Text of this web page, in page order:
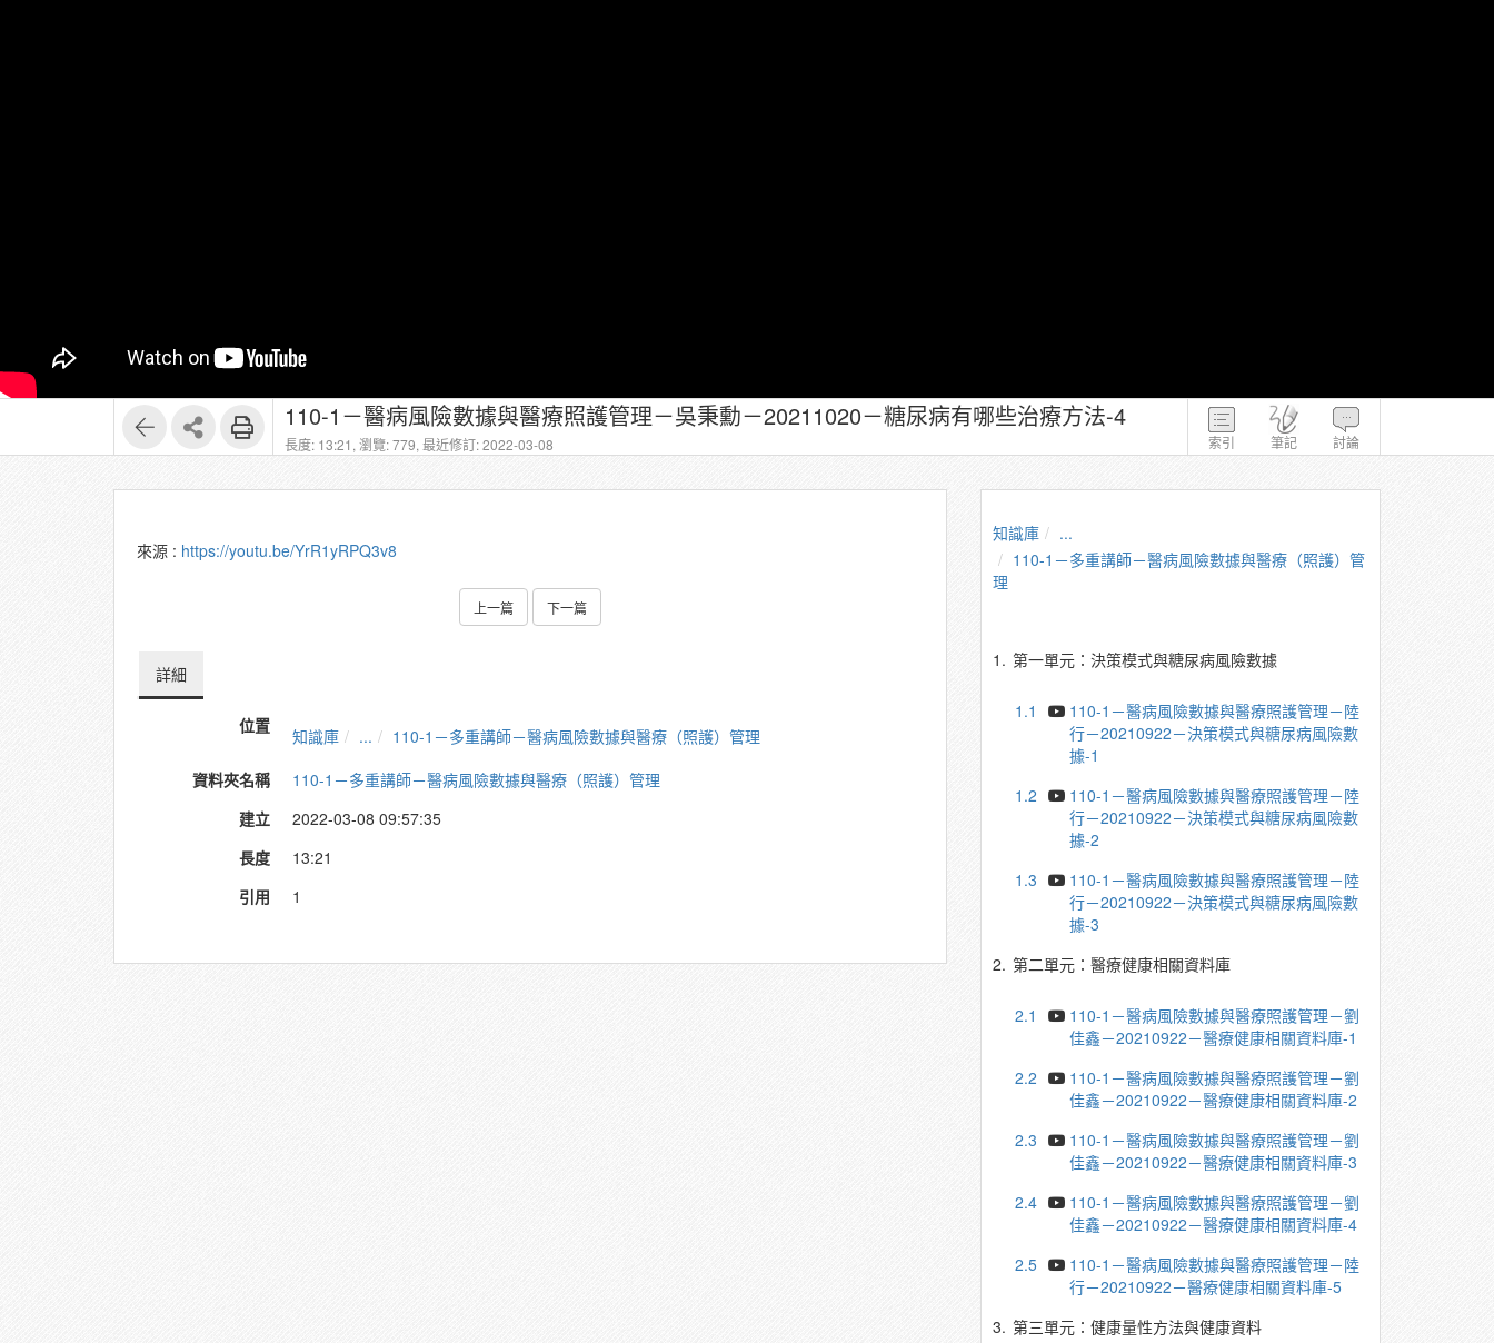
索引 筆記 討論
110-1－醫病風險數據與醫療照護管理－吳秉勳－20211020－糖尿病有哪些治療方法-4
長度: 13:21, 瀏覽: 779, 最近修訂: 2022-03-08
來源 : https://youtu.be/YrR1yRPQ3v8
上一篇 下一篇
詳細
位置 知識庫 ...
110-1－多重講師－醫病風險數據與醫療（照護）管理
資料夾名稱
110-1－多重講師－醫病風險數據與醫療（照護）管理
建立
2022-03-08 09:57:35
長度
13:21
引用
1
知識庫
...
110-1－多重講師－醫病風險數據與醫療（照護）管
理
1. 第一單元：決策模式與糖尿病風險數據
1.1
110-1－醫病風險數據與醫療照護管理－陸
行－20210922－決策模式與糖尿病風險數
據-1
1.2
110-1－醫病風險數據與醫療照護管理－陸
行－20210922－決策模式與糖尿病風險數
據-2
1.3
110-1－醫病風險數據與醫療照護管理－陸
行－20210922－決策模式與糖尿病風險數
據-3
2. 第二單元：醫療健康相關資料庫
2.1
110-1－醫病風險數據與醫療照護管理－劉
佳鑫－20210922－醫療健康相關資料庫-1
2.2
110-1－醫病風險數據與醫療照護管理－劉
佳鑫－20210922－醫療健康相關資料庫-2
2.3
110-1－醫病風險數據與醫療照護管理－劉
佳鑫－20210922－醫療健康相關資料庫-3
2.4
110-1－醫病風險數據與醫療照護管理－劉
佳鑫－20210922－醫療健康相關資料庫-4
2.5
110-1－醫病風險數據與醫療照護管理－陸
行－20210922－醫療健康相關資料庫-5
3. 第三單元：健康量性方法與健康資料